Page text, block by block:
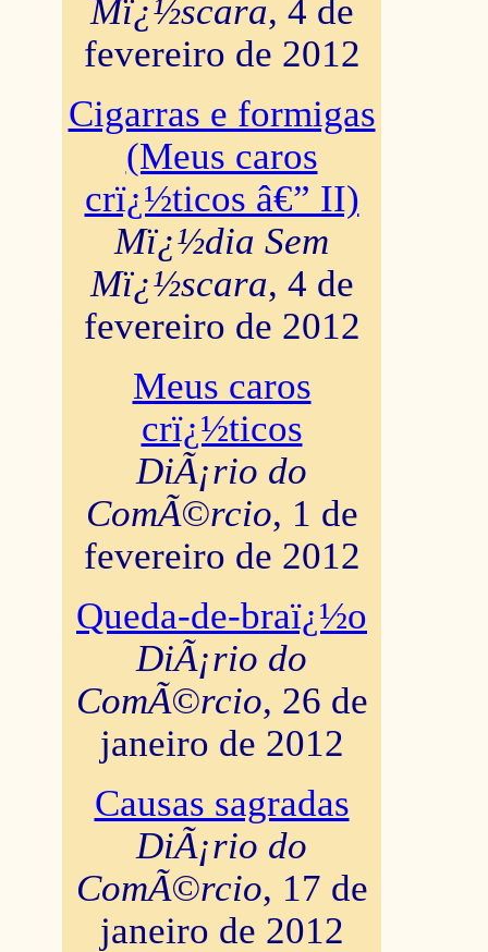
Mï¿½scara, 4 de
fevereiro de 2012
Cigarras e formigas
(Meus caros
crï¿½ticos â€” II)
Mï¿½dia Sem
Mï¿½scara, 4 de
fevereiro de 2012
Meus caros
crï¿½ticos
DiÃ¡rio do
ComÃ©rcio, 1 de
fevereiro de 2012
Queda-de-braï¿½o
DiÃ¡rio do
ComÃ©rcio, 26 de
janeiro de 2012
Causas sagradas
DiÃ¡rio do
ComÃ©rcio, 17 de
janeiro de 2012